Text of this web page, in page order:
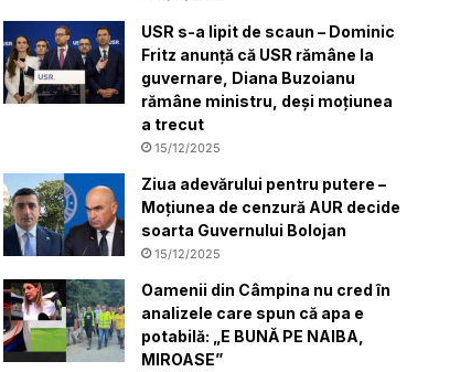
USR s-a lipit de scaun – Dominic
Fritz anunță că USR rămâne la
guvernare, Diana Buzoianu
rămâne ministru, deși moțiunea
a trecut
15/12/2025
Ziua adevărului pentru putere –
Moțiunea de cenzură AUR decide
soarta Guvernului Bolojan
15/12/2025
Oamenii din Câmpina nu cred în
analizele care spun că apa e
potabilă: „E BUNĂ PE NAIBA,
MIROASE”